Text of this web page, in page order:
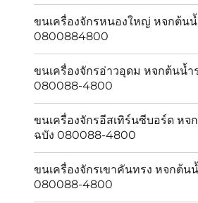
ขนเครื่องจักรหนองใหญ่ หจกต้น
0800884800
ขนเครื่องจักรอ่าวอุดม หจกต้นน้
080088-4800
ขนเครื่องจักรอีสเทิร์นซีบอร์ด หจ
ฉบัง 080088-4800
ขนเครื่องจักรเขาคันทรง หจกต้น
080088-4800